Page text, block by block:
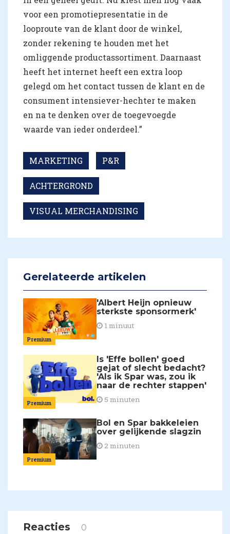
voor een promotiepresentatie in de
looproute van de klant door de winkel,
zonder rekening te houden met het
omliggende productassortiment. Daarnaast
heeft het internet heeft een extra loop
gelegd om het contact tussen de klant en de
consument intensiever-hechter te maken
en na te denken over de toegevoegde
waarde van ieder onderdeel.”
MARKETING P&R
ACHTERGROND
VISUAL MERCHANDISING
Gerelateerde artikelen
Premium
'Albert Heijn opnieuw
sterkste sponsormerk'
1 minuut
Premium
Is 'Effe bollen' goed
gejat of slecht bedacht?
'Als ik Spar was, zou ik
naar de rechter stappen'
5 minuten
Premium
Bol en Spar bakkeleien
over gelijkende slagzin
2 minuten
Reacties 0